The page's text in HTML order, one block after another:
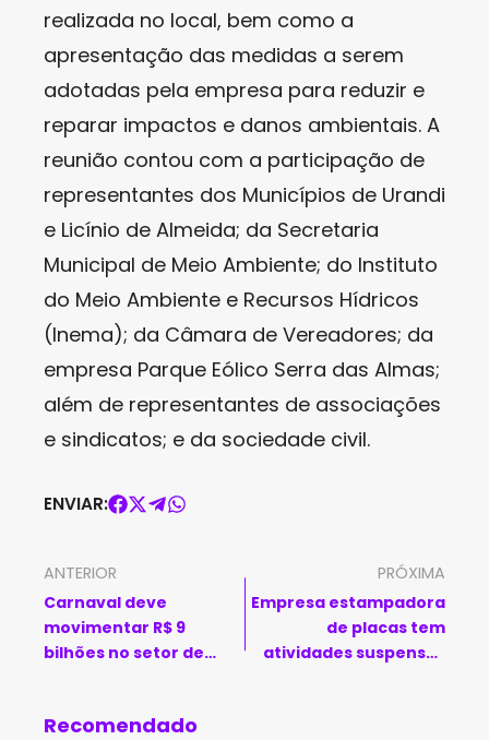
realizada no local, bem como a
apresentação das medidas a serem
adotadas pela empresa para reduzir e
reparar impactos e danos ambientais. A
reunião contou com a participação de
representantes dos Municípios de Urandi
e Licínio de Almeida; da Secretaria
Municipal de Meio Ambiente; do Instituto
do Meio Ambiente e Recursos Hídricos
(Inema); da Câmara de Vereadores; da
empresa Parque Eólico Serra das Almas;
além de representantes de associações
e sindicatos; e da sociedade civil.
ENVIAR:
ANTERIOR
Carnaval deve
movimentar R$ 9
bilhões no setor de
PRÓXIMA
Empresa estampadora
de placas tem
atividades suspensas
Recomendado